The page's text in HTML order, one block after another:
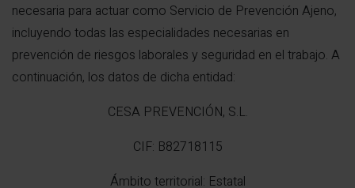
necesaria para actuar como Servicio de Prevención Ajeno,
incluyendo todas las especialidades necesarias en
prevención de riesgos laborales y seguridad en el trabajo. A
continuación, los datos de dicha entidad:
CESA PREVENCIÓN, S.L.
CIF: B82718115
Ámbito territorial: Estatal